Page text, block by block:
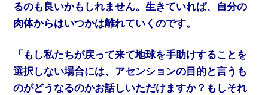
るのも良いかもしれません。生きていれば、自分の
肉体からはいつかは離れていくのです。
「もし私たちが戻って来て地球を手助けすることを
選択しない場合には、アセンションの目的と言うも
のがどうなるのかお話しいただけますか？もしそれ